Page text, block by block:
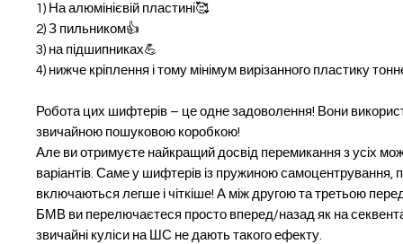
1) На алюмінієвій пластині🥰
2) З пильником👍
3) на підшипниках💪
4) нижче кріплення і тому мінімум вирізанного пластику
Робота цих шифтерів – це одне задоволення! Вони
звичайною пошуковою коробкою!
Але ви отримуєте найкращий досвід перемикання з усіх
варіантів. Саме у шифтерів із пружиною самоцентрування,
включаються легше і чіткіше! А між другою та третьою
БМВ ви перелючаєтеся просто вперед/назад як на
звичайні куліси на ШС не дають такого ефекту.